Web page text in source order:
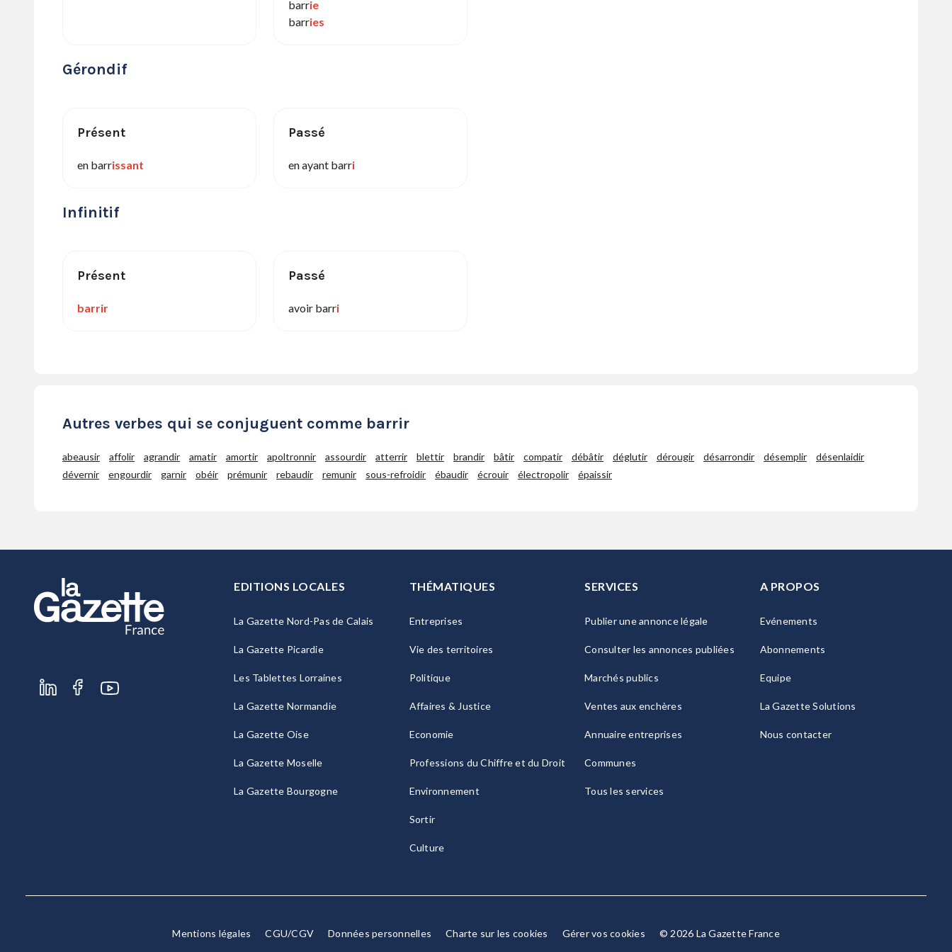
barrie
barries
Gérondif
Présent
en barrissant
Passé
en ayant barri
Infinitif
Présent
barrir
Passé
avoir barri
Autres verbes qui se conjuguent comme barrir
abeausir affolir agrandir amatir amortir apoltronnir assourdir atterrir blettir brandir bâtir compatir débâtir déglutir dérougir désarrondir désemplir
désenlaidir
dévernir
engourdir garnir obéir prémunir rebaudir remunir sous-refroidir ébaudir écrouir électropolir épaissir
EDITIONS LOCALES
La Gazette Nord-Pas de Calais
La Gazette Picardie
Les Tablettes Lorraines
La Gazette Normandie
La Gazette Oise
La Gazette Moselle
La Gazette Bourgogne
THÉMATIQUES
Entreprises
Vie des territoires
Politique
Affaires & Justice
Economie
Professions du Chiffre et du Droit
Environnement
Sortir
Culture
SERVICES
Publier une annonce légale
Consulter les annonces publiées
Marchés publics
Ventes aux enchères
Annuaire entreprises
Communes
Tous les services
A PROPOS
Evénements
Abonnements
Equipe
La Gazette Solutions
Nous contacter
Mentions légales CGU/CGV Données personnelles Charte sur les cookies Gérer vos cookies © 2026 La Gazette France